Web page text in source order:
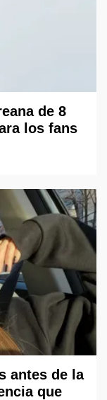
de 8
los fans
antes de la
que